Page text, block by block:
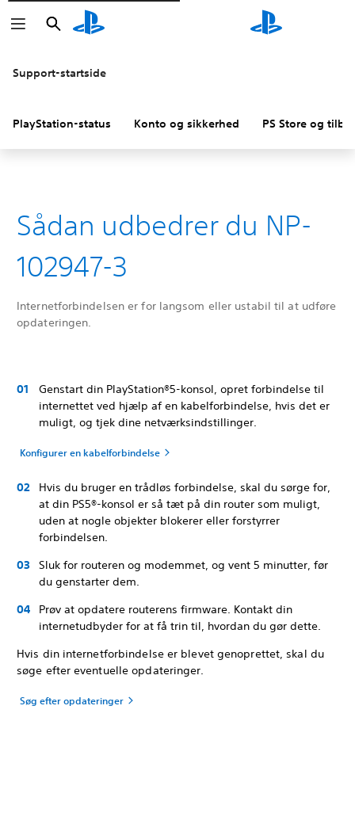
Søg
Søg
Support-startside
PlayStation-status Konto og sikkerhed PS Store og
Sådan udbedrer du NP-
102947-3
Internetforbindelsen er for langsom eller ustabil til at udføre
opdateringen.
Genstart din PlayStation®5-konsol, opret forbindelse til
internettet ved hjælp af en kabelforbindelse, hvis det er
muligt, og tjek dine netværksindstillinger.
Konfigurer en kabelforbindelse
Hvis du bruger en trådløs forbindelse, skal du sørge for,
at din PS5®-konsol er så tæt på din router som muligt,
uden at nogle objekter blokerer eller forstyrrer
forbindelsen.
Sluk for routeren og modemmet, og vent 5 minutter, før
du genstarter dem.
Prøv at opdatere routerens firmware. Kontakt din
internetudbyder for at få trin til, hvordan du gør dette.
Hvis din internetforbindelse er blevet genoprettet, skal du
søge efter eventuelle opdateringer.
Søg efter opdateringer